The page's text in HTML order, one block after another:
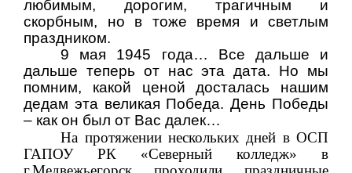
любимым, дорогим, трагичным и
скорбным, но в тоже время и светлым
праздником.
9 мая 1945 года… Все дальше и
дальше теперь от нас эта дата. Но мы
помним, какой ценой досталась нашим
дедам эта великая Победа. День Победы
– как он был от Вас далек…
На протяжении нескольких дней в ОСП
ГАПОУ РК «Северный колледж» в